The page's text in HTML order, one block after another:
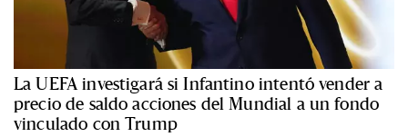
La UEFA investigará si Infantino intentó vender a
precio de saldo acciones del Mundial a un fondo
vinculado con Trump